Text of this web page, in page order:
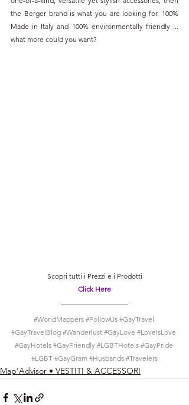
the Berger brand is what you are looking for. 100%
Made in Italy and 100% environmentally friendly ...
what more could you want?
Scopri tutti i Prezzi e i Prodotti
Click Here
#WorldMappers #FollowUs #GayTravel
#GayTravelBlog #Wanderlust #GayLove #LoveIsLove
#GayHotels #GayFriendly #LGBTHotels #GayPride
#LGBT #GayGram #Husbands #Travelers
Map’Advisor • VESTITI & ACCESSORI